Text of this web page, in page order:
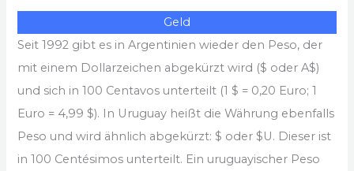
Geld
Seit 1992 gibt es in Argentinien wieder den Peso, der
mit einem Dollarzeichen abgekürzt wird ($ oder A$)
und sich in 100 Centavos unterteilt (1 $ = 0,20 Euro; 1
Euro = 4,99 $). In Uruguay heißt die Währung ebenfalls
Peso und wird ähnlich abgekürzt: $ oder $U. Dieser ist
in 100 Centésimos unterteilt. Ein uruguayischer Peso